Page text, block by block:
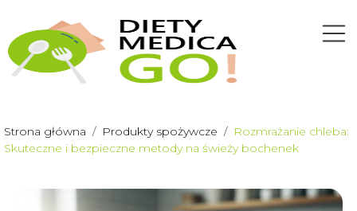
Strona główna / Produkty spożywcze / Rozmrażanie chleba:
Skuteczne i bezpieczne metody na świeży bochenek